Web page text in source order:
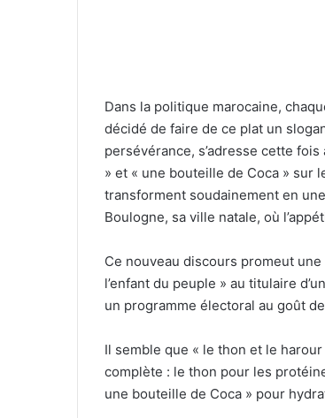
Dans la politique marocaine,
décidé de faire de ce plat un
persévérance, s’adresse cette
» et « une bouteille de Coca » sur
transforment soudainement en
Boulogne, sa ville natale, où
Ce nouveau discours promeut
l’enfant du peuple » au titulaire
un programme électoral au goût
Il semble que « le thon et le
complète : le thon pour les
une bouteille de Coca » pour